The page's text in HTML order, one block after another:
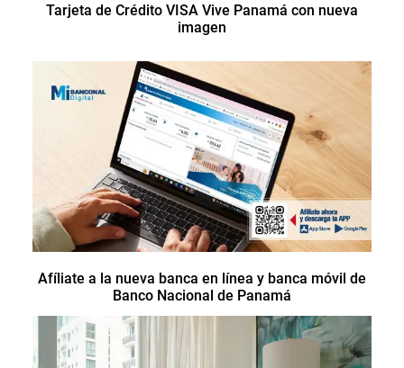
Tarjeta de Crédito VISA Vive Panamá con nueva
imagen
Afíliate a la nueva banca en línea y banca móvil de
Banco Nacional de Panamá